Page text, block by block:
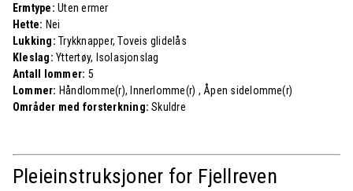
Ermtype:Uten ermer
Hette: Nei
Lukking:Trykknapper, Toveis glidelås
Kleslag:Yttertøy, Isolasjonslag
Antall lommer: 5
Lommer: Håndlomme(r), Innerlomme(r) , Åpen sidelomme(r)
Områder med forsterkning:Skuldre
Pleieinstruksjoner for Fjellreven